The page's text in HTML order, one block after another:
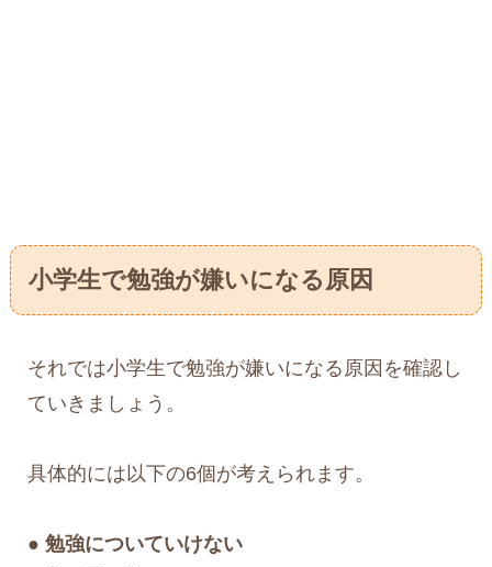
小学生で勉強が嫌いになる原因
それでは小学生で勉強が嫌いになる原因を確認し
ていきましょう。
具体的には以下の6個が考えられます。
● 勉強についていけない